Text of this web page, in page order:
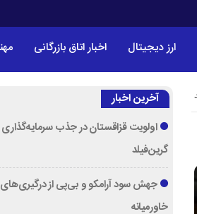
ارز دیجیتال اخبار اتاق بازرگانی
آخرین اخبار
اولویت قزاقستان در جذب سرمایه‌گذاری
گرین‌فیلد
جهش سود آرامکو و بی‌پی از درگیری‌های
خاورمیانه